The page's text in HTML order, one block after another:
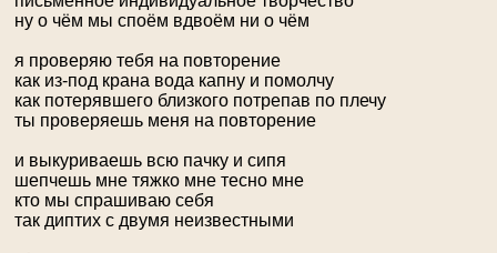
ну о чём мы споём вдвоём ни о чём
я проверяю тебя на повторение
как из-под крана вода капну и помолчу
как потерявшего близкого потрепав по плечу
ты проверяешь меня на повторение
и выкуриваешь всю пачку и сипя
шепчешь мне тяжко мне тесно мне
кто мы спрашиваю себя
так диптих с двумя неизвестными